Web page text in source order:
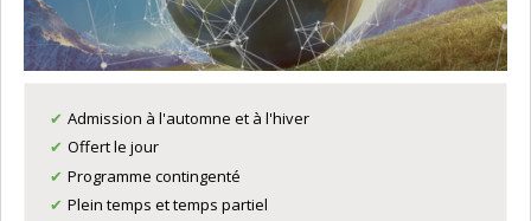
Admission à l'automne et à l'hiver
Offert le jour
Programme contingenté
Plein temps et temps partiel